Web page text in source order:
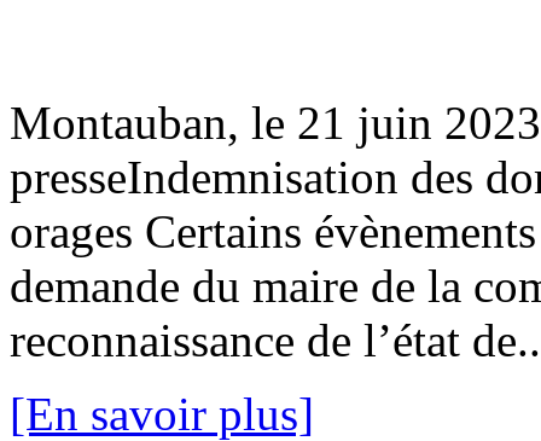
Montauban, le 21 juin
presseIndemnisation des
orages Certains
demande du maire de la
reconnaissance de l’état
[En savoir plus]